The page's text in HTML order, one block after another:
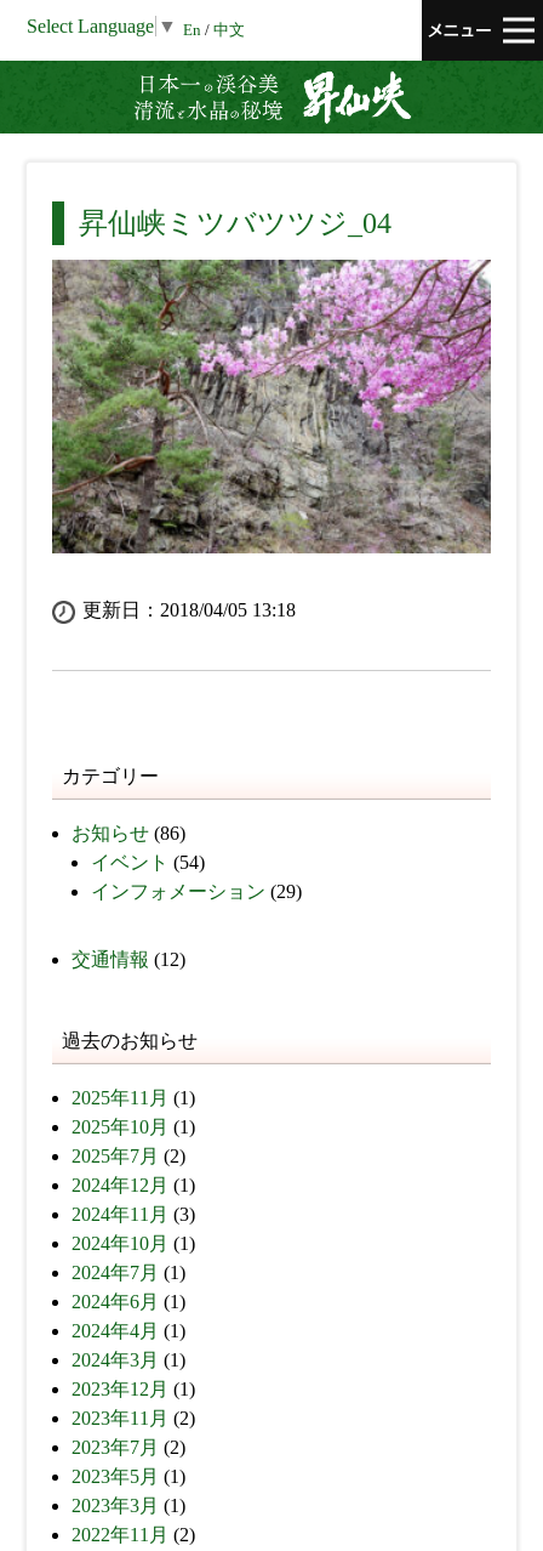
Select Language ▼ En / 中文
昇仙峡ミツバツツジ_04
更新日：2018/04/05 13:18
カテゴリー
お知らせ(86)
イベント (54)
インフォメーション (29)
交通情報 (12)
過去のお知らせ
2025年11月 (1)
2025年10月 (1)
2025年7月 (2)
2024年12月 (1)
2024年11月 (3)
2024年10月 (1)
2024年7月 (1)
2024年6月 (1)
2024年4月 (1)
2024年3月 (1)
2023年12月 (1)
2023年11月 (2)
2023年7月 (2)
2023年5月 (1)
2023年3月 (1)
2022年11月 (2)